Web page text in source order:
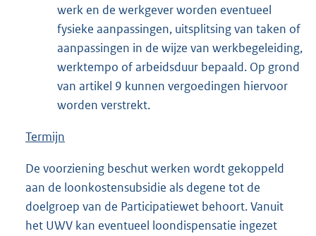
werk en de werkgever worden eventueel
fysieke aanpassingen, uitsplitsing van taken of
aanpassingen in de wijze van werkbegeleiding,
werktempo of arbeidsduur bepaald. Op grond
van artikel 9 kunnen vergoedingen hiervoor
worden verstrekt.
Termijn
De voorziening beschut werken wordt gekoppeld
aan de loonkostensubsidie als degene tot de
doelgroep van de Participatiewet behoort. Vanuit
het UWV kan eventueel loondispensatie ingezet